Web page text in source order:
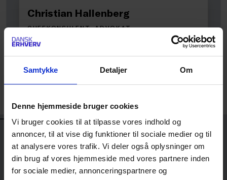
Samtykke Detaljer Om
Denne hjemmeside bruger cookies
Vi bruger cookies til at tilpasse vores indhold og
annoncer, til at vise dig funktioner til sociale medier og til
at analysere vores trafik. Vi deler også oplysninger om
din brug af vores hjemmeside med vores partnere inden
for sociale medier, annonceringspartnere og
Christian Hallenberg
CHEFKONSULENT, ADVOKAT
DANSK ERHVERV
Sara Maj Theede
OPLÆGSHOLDERE
Christian Lund Hansen
FAGCHEF FOR TAKSTER OG UDBUDSRET